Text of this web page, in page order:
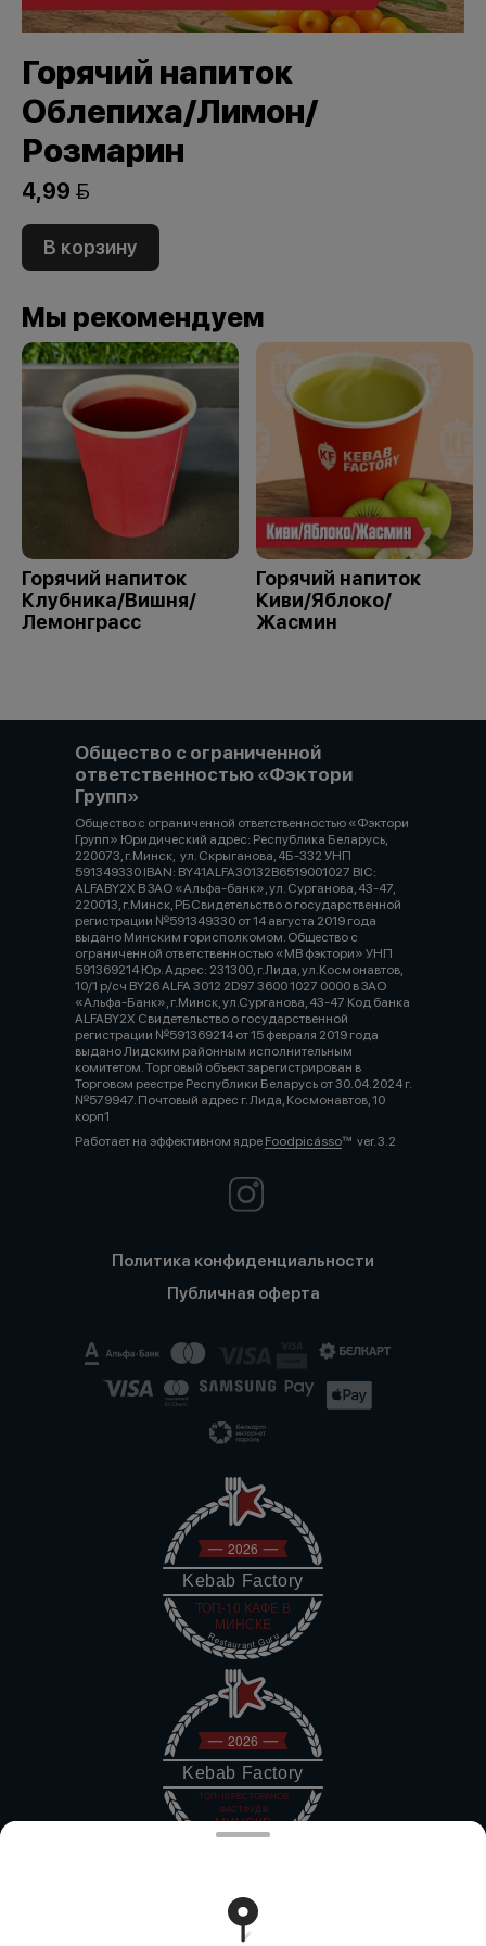
Горячий напиток
Облепиха/Лимон/
Розмарин
4,99 
В корзину
Мы рекомендуем
Горячий напиток
Клубника/Вишня/
Лемонграсс
Горячий напиток
Киви/Яблоко/
Жасмин
Общество с ограниченной
ответственностью «Фэктори
Групп»
Общество с ограниченной ответственностью «Фэктори
Групп» Юридический адрес: Республика Беларусь,
220073, г.Минск, ул. Скрыганова, 4Б-332 УНП
591349330 IBAN: BY41ALFA30132B6519001027 BIC:
ALFABY2X В ЗАО «Альфа-банк», ул. Сурганова, 43-47,
220013, г.Минск, РБСвидетельство о государственной
регистрации №591349330 от 14 августа 2019 года
выдано Минским горисполкомом. Общество с
ограниченной ответственностью «МВ фэктори» УНП
591369214 Юр. Адрес: 231300, г.Лида, ул.Космонавтов,
10/1 р/сч BY26 ALFA 3012 2D97 3600 1027 0000 в ЗАО
«Альфа-Банк», г.Минск, ул.Сурганова, 43-47 Код банка
ALFABY2X Свидетельство о государственной
регистрации №591369214 от 15 февраля 2019 года
выдано Лидским районным исполнительным
комитетом. Торговый объект зарегистрирован в
Торговом реестре Республики Беларусь от 30.04.2024 г.
№579947. Почтовый адрес г. Лида, Космонавтов, 10
корп1
Работает на эффективном ядре Foodpicássover. 3.2
Политика конфиденциальности
Публичная оферта
Kebab Factory
2026
ТОП-10 КАФЕ В
МИНСКЕ
Restaurant Guru
Kebab Factory
2026
ТОП-10 РЕСТОРАНОВ
ФАСТФУД В
МИНСКЕ
Restaurant Guru
2026